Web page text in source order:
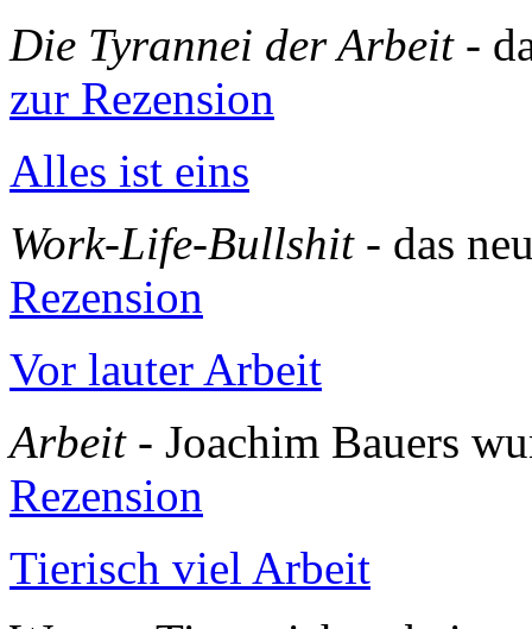
Die Tyrannei der Arbeit-
zur Rezension
Alles ist eins
Work-Life-Bullshit- das
Rezension
Vor lauter Arbeit
Arbeit- Joachim Bauers
Rezension
Tierisch viel Arbeit